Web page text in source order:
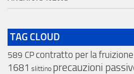
TAG CLOUD
589 CP contratto per la
1681 slittino precauzioni